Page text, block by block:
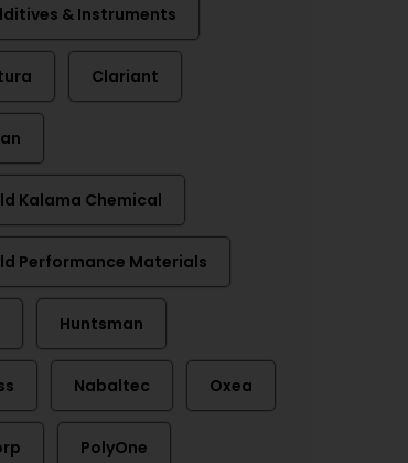
& Instruments
Clariant
Kalama Chemical
Performance Materials
Huntsman
Nabaltec Oxea
PolyOne